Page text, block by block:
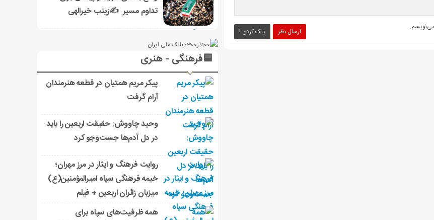
ارسال نظر پاک کردن ! می‌نویسم.
تداوم مسیر ✍زینب خیرالهی
🟦فرهنگی - هنری
پیکر مریم همتیان در قطعه هنرمندان
آرام گرفت
وحید چاووش: حقیقت اربعین را باید
در دل آدم‌ها جست‌وجو کرد
روایت فرهنگ و ایثار در مرز مهران؛
خیمه فرهنگی سپاه امیرالمؤمنین(ع)
میزبان زائران اربعین + فیلم
همه ظرفیت‌های سپاه برای